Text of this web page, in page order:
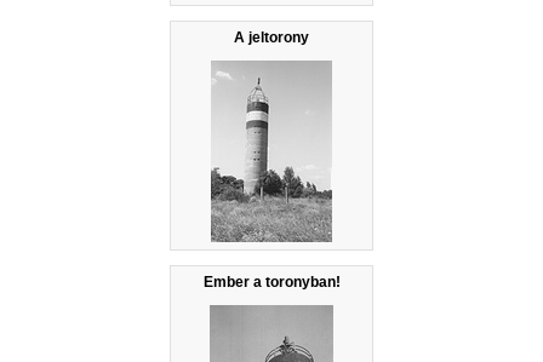
A jeltorony
Ember a toronyban!